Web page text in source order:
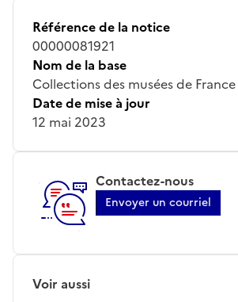
Référence de la notice
00000081921
Nom de la base
Collections des musées de
Date de mise à jour
12 mai 2023
Contactez-nous
Envoyer un courriel
Voir aussi